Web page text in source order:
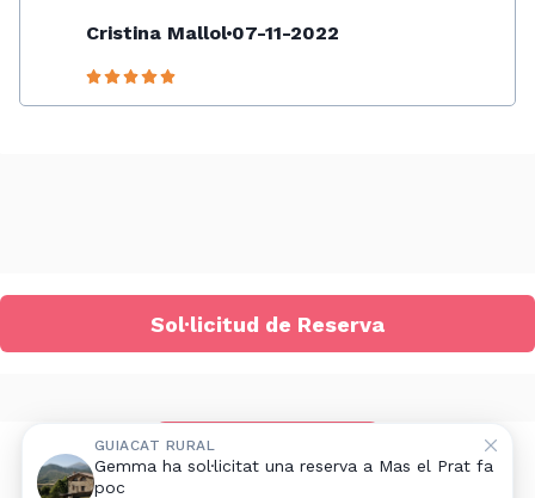
Cristina Mallol 07-11-2022
Sol·licitud de Reserva
Afegir allotjament rural
GUIACAT RURAL
Gemma ha sol·licitat una reserva a Mas el Prat fa
poc